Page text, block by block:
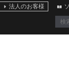
法人のお客様